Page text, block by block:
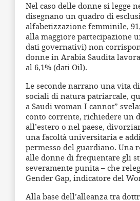
Nel caso delle donne si
disegnano un quadro di
alfabetizzazione femminile,
alla maggiore partecipazione
dati governativi) non
donne in Arabia Saudita
al 6,1% (dati Oil).
Le seconde narrano una vita
sociali di natura patriarcale,
a Saudi woman I cannot”
conto corrente, richiedere un
all’estero o nel paese,
una facoltà universitaria e
permesso del guardiano. Una
alle donne di frequentare gli
severamente punita – che
Gender Gap, indicatore del
Alla base dell’alleanza tra